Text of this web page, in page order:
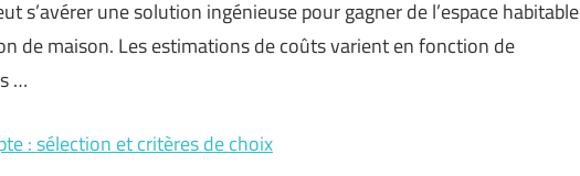
s’avérer une solution ingénieuse pour gagner de l’espace habitable
de maison. Les estimations de coûts varient en fonction de
…
: sélection et critères de choix